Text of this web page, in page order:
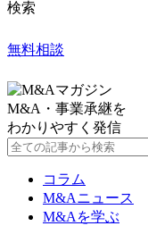
検索
無料相談
M&A・事業承継を
わかりやすく発信
コラム
M&Aニュース
M&Aを学ぶ